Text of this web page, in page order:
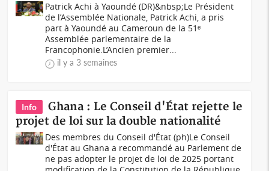
Patrick Achi à Yaoundé (DR)&nbsp;Le Président
de l’Assemblée Nationale, Patrick Achi, a pris
part à Yaoundé au Cameroun de la 51ᵉ
Assemblée parlementaire de la
Francophonie.L’Ancien premier...
il y a 3 semaines
Info
Ghana : Le Conseil d'État rejette le
projet de loi sur la double nationalité
Des membres du Conseil d'État (ph)Le Conseil
d'État au Ghana a recommandé au Parlement de
ne pas adopter le projet de loi de 2025 portant